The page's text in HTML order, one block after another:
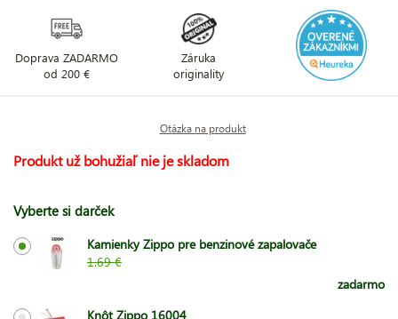
Doprava ZADARMO
od 200 €
Záruka
originality
Otázka na produkt
Produkt už bohužiaľ nie je skladom
Vyberte si darček
Kamienky Zippo pre benzinové zapalovače
1.69 €
zadarmo
Knôt Zippo 16004